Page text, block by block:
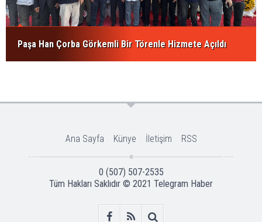
Paşa Han Çorba Görkemli Bir Törenle Hizmete Açıldı
Ana Sayfa Künye İletişim RSS
0 (507) 507-2535
Tüm Hakları Saklıdır © 2021 Telegram Haber